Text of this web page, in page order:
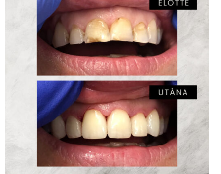
Kerámia héjak – MSC Dr. Labancz Éva
ZOOM LIKES